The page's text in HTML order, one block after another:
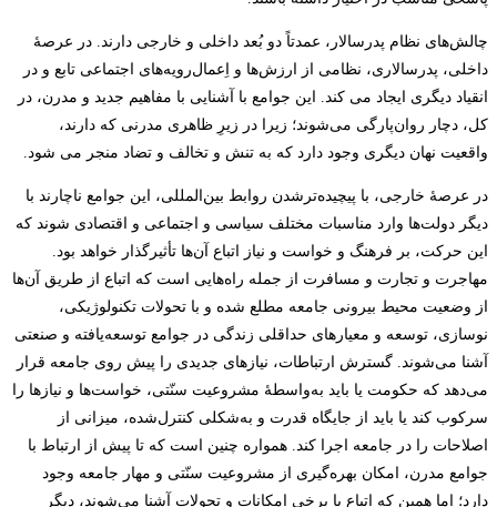
چالش‌های نظام پدرسالار، عمدتاً دو بُعد داخلی و خارجی دارند. در عرصۀ
داخلی، پدرسالاری، نظامی از ارزش‌ها و اِعمال‌رویه‌های اجتماعی تابع و در
انقیاد دیگری ایجاد می کند. این جوامع با آشنایی با مفاهیم جدید و مدرن، در
کل، دچار روان‌پارگی می‌شوند؛ زیرا در زیرِ ظاهری مدرنی که دارند،
واقعیت نهان دیگری وجود دارد که به تنش و تخالف و تضاد منجر می شود.
در عرصۀ خارجی، با پیچیده‌ترشدن روابط بین‌المللی، این جوامع ناچارند با
دیگر دولت‌ها وارد مناسبات مختلف سیاسی و اجتماعی و اقتصادی شوند که
این حرکت، بر فرهنگ و خواست و نیاز اتباع آن‌ها تأثیرگذار خواهد بود.
مهاجرت و تجارت و مسافرت از جمله راه‌هایی است که اتباع از طریق آن‌ها
از وضعیت محیط بیرونی جامعه مطلع شده و با تحولات تکنولوژیکی،
نوسازی، توسعه و معیارهای حداقلی زندگی در جوامع توسعه‌یافته و صنعتی
آشنا می‌شوند. گسترش ارتباطات، نیازهای جدیدی را پیش روی جامعه قرار
می‌دهد که حکومت یا باید به‌واسطۀ مشروعیت سنّتی، خواست‌ها و نیازها را
سرکوب کند یا باید از جایگاه قدرت و به‌شکلی کنترل‌شده، میزانی از
اصلاحات را در جامعه اجرا کند. همواره چنین است که تا پیش از ارتباط با
جوامع مدرن، امکان بهره‌گیری از مشروعیت سنّتی و مهار جامعه وجود
دارد؛ اما همین که اتباع با برخی امکانات و تحولات آشنا می‌شوند، دیگر